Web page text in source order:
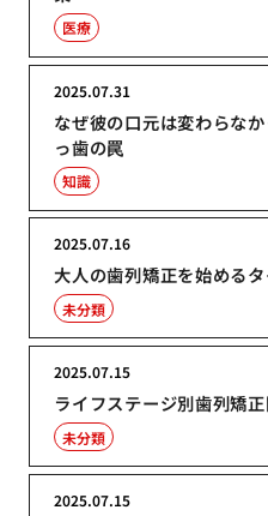
医療
なぜ彼の口元は変わらな
っ歯の罠
2025.07.31
知識
大人の歯列矯正を始める
2025.07.16
未分類
ライフステージ別歯列矯
2025.07.15
未分類
2025.07.15